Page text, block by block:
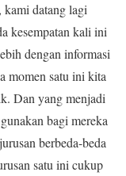
kami datang lagi
kesempatan kali ini
dengan informasi
momen satu ini kita
Dan yang menjadi
bagi mereka
berbeda-beda
satu ini cukup